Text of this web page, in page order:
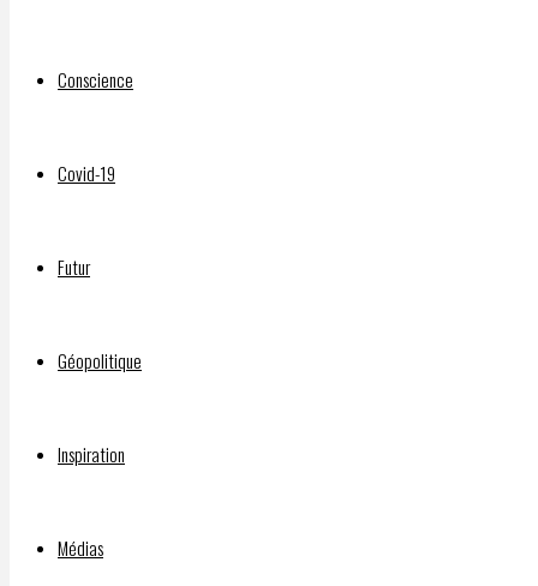
Conscience
Covid-19
Futur
Géopolitique
Inspiration
Médias
Par